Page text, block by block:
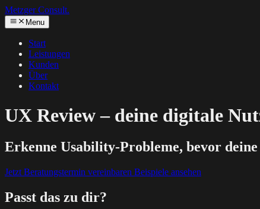
MetzgerConsult.
Menu
Start
Leistungen
Kunden
Über
Kontakt
UX Review – deine digitale
Erkenne Usability-Probleme, bevor
Jetzt Beratungstermin vereinbaren Beispiele ansehen
Passt das zu dir?